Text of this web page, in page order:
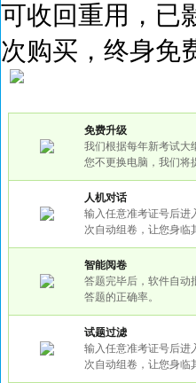
可收回重用，已
次购买，终身免
免费升级
我们根据每年新考试大
您不更换电脑，我们将
人机对话
输入任意准考证号后进
次自动组卷，让您身临
智能阅卷
答题完毕后，软件自动
答题的正确率。
试题过滤
输入任意准考证号后进
次自动组卷，让您身临